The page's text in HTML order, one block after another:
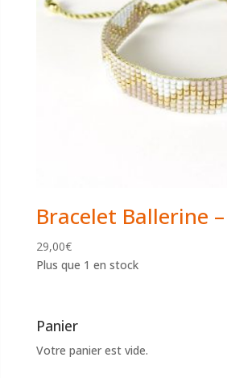
Bracelet Ballerine –
29,00€
Plus que 1 en stock
Panier
Votre panier est vide.